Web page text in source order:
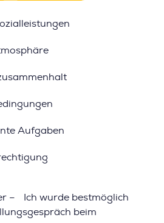
Aufgaben
– Ich wurde bestmöglich
beim